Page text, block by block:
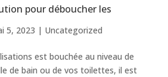
pour déboucher les
5, 2023 | Uncategorized
est bouchée au niveau de
de bain ou de vos toilettes, il est